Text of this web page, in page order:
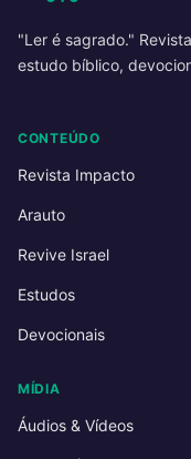
"Ler é sagrado."
estudo bíblico,
CONTEÚDO
Revista Impacto
Arauto
Revive Israel
Estudos
Devocionais
MÍDIA
Áudios & Vídeos